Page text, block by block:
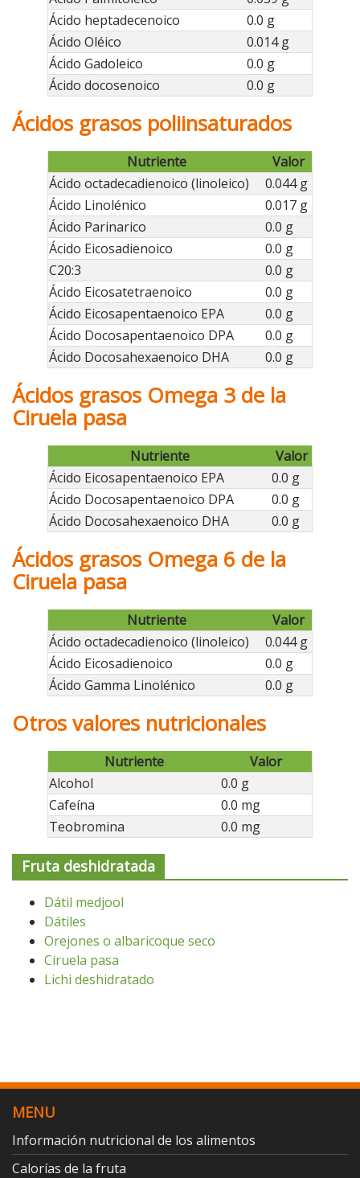
Ácido heptadecenoico
0.0 g
Ácido Oléico
0.014 g
Ácido Gadoleico
0.0 g
Ácido docosenoico
0.0 g
Ácidos grasos poliinsaturados
Nutriente
Valor
Ácido octadecadienoico (linoleico)
0.044 g
Ácido Linolénico
0.017 g
Ácido Parinarico
0.0 g
Ácido Eicosadienoico
0.0 g
C20:3
0.0 g
Ácido Eicosatetraenoico
0.0 g
Ácido Eicosapentaenoico EPA
0.0 g
Ácido Docosapentaenoico DPA
0.0 g
Ácido Docosahexaenoico DHA
0.0 g
Ácidos grasos Omega 3 de la
Ciruela pasa
Nutriente
Valor
Ácido Eicosapentaenoico EPA
0.0 g
Ácido Docosapentaenoico DPA
0.0 g
Ácido Docosahexaenoico DHA
0.0 g
Ácidos grasos Omega 6 de la
Ciruela pasa
Nutriente
Valor
Ácido octadecadienoico (linoleico)
0.044 g
Ácido Eicosadienoico
0.0 g
Ácido Gamma Linolénico
0.0 g
Otros valores nutricionales
Nutriente
Valor
Alcohol
0.0 g
Cafeína
0.0 mg
Teobromina
0.0 mg
Fruta deshidratada
Dátil medjool
Dátiles
Orejones o albaricoque seco
Ciruela pasa
Lichi deshidratado
MENU
Información nutricional de los alimentos
Calorías de la fruta